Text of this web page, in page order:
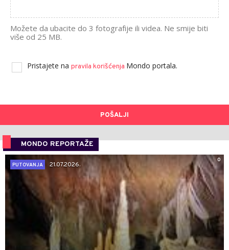
Možete da ubacite do 3 fotografije ili videa. Ne smije biti
više od 25 MB.
Pristajete na pravila korišćenja Mondo portala.
POŠALJI
MONDO REPORTAŽE
0
PUTOVANJA
21.07.2026.